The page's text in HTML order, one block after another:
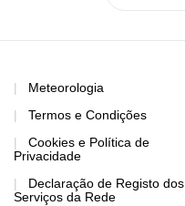
Meteorologia
Termos e Condições
Cookies e Política de
Privacidade
Declaração de Registo dos
Serviços da Rede